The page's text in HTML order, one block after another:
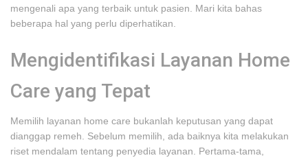
mengenali apa yang terbaik untuk pasien. Mari kita bahas
beberapa hal yang perlu diperhatikan.
Mengidentifikasi Layanan Home
Care yang Tepat
Memilih layanan home care bukanlah keputusan yang dapat
dianggap remeh. Sebelum memilih, ada baiknya kita melakukan
riset mendalam tentang penyedia layanan. Pertama-tama,